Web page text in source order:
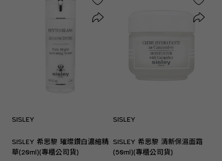
SISLEY
SISLEY 希思黎 璀璨鑽白濃縮精
華(20ml)(專櫃公司貨)
SISLEY
SISLEY 希思黎 清新保濕面霜
(50ml)(專櫃公司貨)